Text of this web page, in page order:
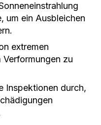
um ein Ausbleichen
extremen
Verformungen zu
Inspektionen durch,